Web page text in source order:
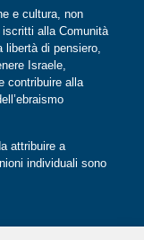
e cultura, non
iscritti alla Comunità
libertà di pensiero,
Israele,
contribuire alla
attribuire a
individuali sono